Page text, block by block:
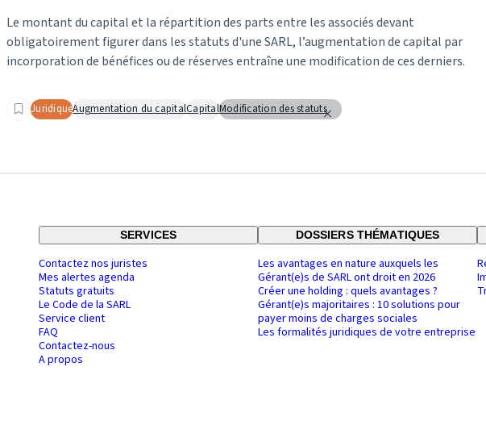
Le montant du capital et la répartition des parts entre les associés devant
obligatoirement figurer dans les statuts d'une SARL, l’augmentation de capital par
incorporation de bénéfices ou de réserves entraîne une modification de ces derniers.
JuridiqueAugmentation du capitalCapitalModification des statuts
SERVICES
Contactez nos juristes
Mes alertes agenda
Statuts gratuits
Le Code de la SARL
Service client
FAQ
Contactez-nous
A propos
DOSSIERS THÉMATIQUES
Les avantages en nature auxquels les
Gérant(e)s de SARL ont droit en 2026
Créer une holding : quels avantages ?
Gérant(e)s majoritaires : 10 solutions pour
payer moins de charges sociales
Les formalités juridiques de votre entreprise